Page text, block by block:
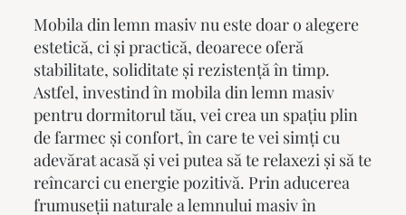
Mobila din lemn masivnu este doar o alegere
estetică, ci și practică, deoarece oferă
stabilitate, soliditate și rezistență în timp.
Astfel, investind în mobila din lemn masiv
pentru dormitorul tău, vei crea un spațiu plin
de farmec și confort, în care te vei simți cu
adevărat acasă și vei putea să te relaxezi și să te
reîncarci cu energie pozitivă. Prin aducerea
frumuseții naturale a lemnului masiv în